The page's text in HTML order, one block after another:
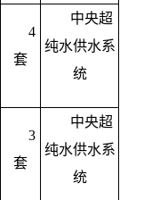
4
套
中央超
纯水供水系
统
3
套
中央超
纯水供水系
统